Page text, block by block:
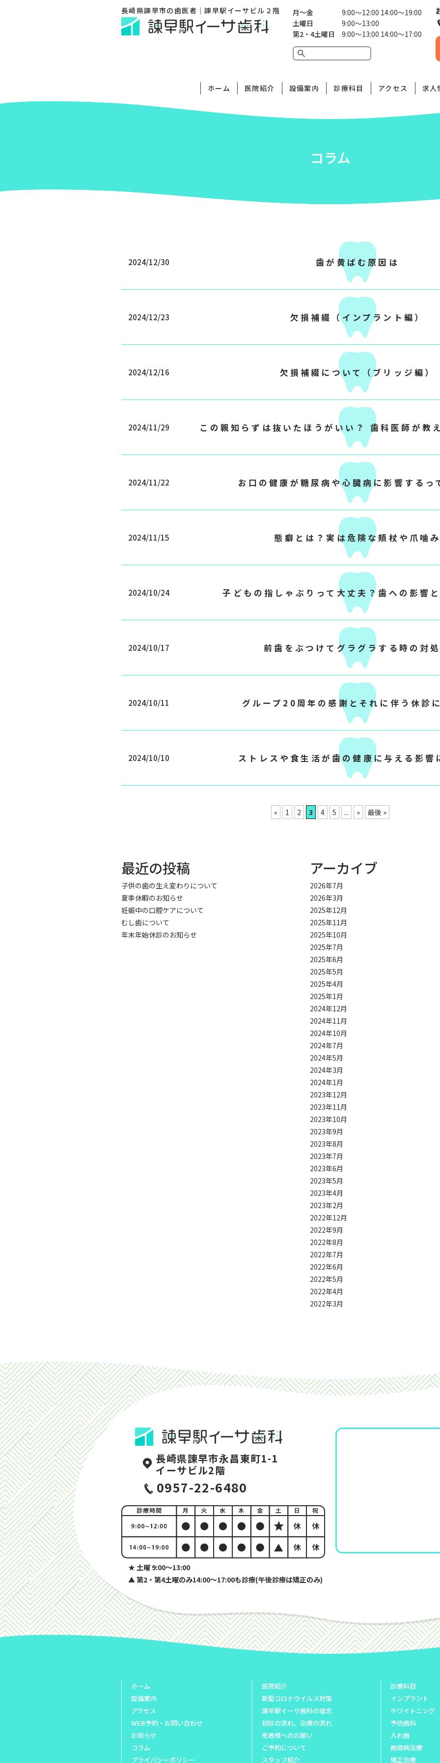
長崎県諫早市の歯医者｜諫早駅イーサビル２階 月〜金
9:00〜12:00 14:00〜19:00
土曜日
9:00〜13:00
第2・4土曜日
9:00〜13:00 14:00〜17:00
ホーム 医院紹介 設備案内 診療科目 アクセス 求人
コラム
2024/12/30 歯が黄ばむ原因は
2024/12/23 欠損補綴（インプラント編）
2024/12/16 欠損補綴について（ブリッジ編）
2024/11/29 この親知らずは抜いたほうがいい？ 歯科医師が教
2024/11/22 お口の健康が糖尿病や心臓病に影響するっ
2024/11/15 態癖とは？実は危険な頬杖や爪噛み
2024/10/24 子どもの指しゃぶりって大丈夫？歯への影響
2024/10/17 前歯をぶつけてグラグラする時の対
2024/10/11 グループ20周年の感謝とそれに伴う休診
2024/10/10 ストレスや食生活が歯の健康に与える影響
« 1 2 3 4 5 ... » 最後 »
最近の投稿
子供の歯の生え変わりについて
夏季休暇のお知らせ
妊娠中の口腔ケアについて
むし歯について
年末年始休診のお知らせ
アーカイブ
2026年7月
2026年3月
2025年12月
2025年11月
2025年10月
2025年7月
2025年6月
2025年5月
2025年4月
2025年1月
2024年12月
2024年11月
2024年10月
2024年7月
2024年5月
2024年3月
2024年1月
2023年12月
2023年11月
2023年10月
2023年9月
2023年8月
2023年7月
2023年6月
2023年5月
2023年4月
2023年2月
2022年12月
2022年9月
2022年8月
2022年7月
2022年6月
2022年5月
2022年4月
2022年3月
長崎県諫早市永昌東町1-1
イーサビル2階
0957-22-6480
★ 土曜 9:00〜13:00
▲ 第2・第4土曜のみ14:00〜17:00も診療(午後診療は矯正のみ)
ホーム
設備案内
アクセス
WEB予約・お問い合わせ
お知らせ
コラム
プライバシーポリシー
医院紹介
新型コロナウイルス対策
諫早駅イーサ歯科の理念
初診の流れ、治療の流れ
患者様へのお願い
ご予約について
スタッフ紹介
診療科目
インプラント
ホワイトニング
予防歯科
入れ歯
歯周病治療
矯正治療